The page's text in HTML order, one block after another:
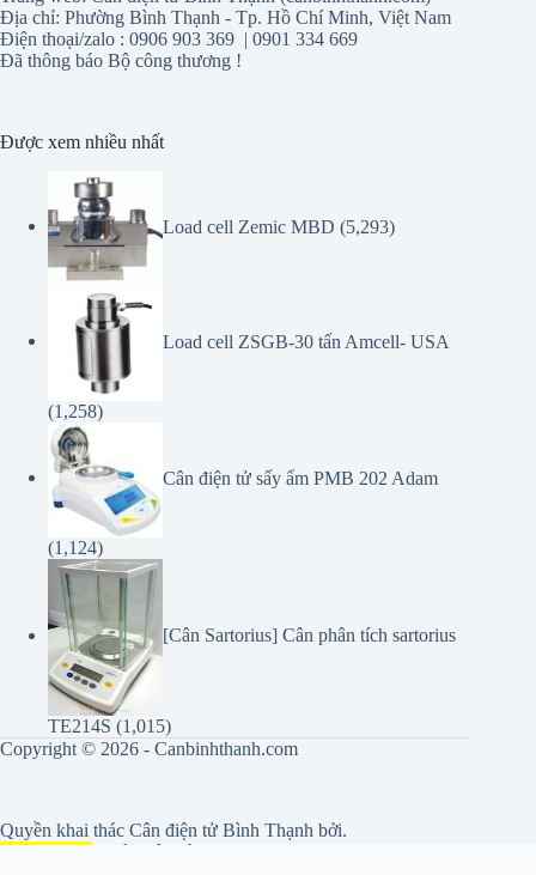
Đã thông báo Bộ công thương !
(1,258)
(1,124)
TE214S (1,015)
Copyright © 2026 - Canbinhthanh.com
ghi nguồn khi sao chép.